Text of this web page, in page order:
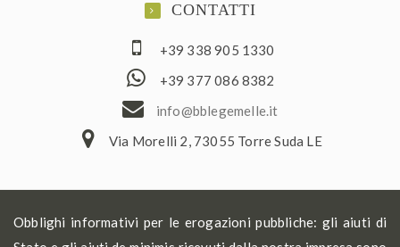
CONTATTI
+39 338 905 1330
+39 377 086 8382
ti.el
lemeg
elbb@
ofni
Via Morelli 2, 73055 Torre Suda LE
Obblighi informativi per le erogazioni pubbliche: gli aiuti di